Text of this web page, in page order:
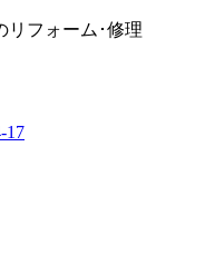
リフォーム･修理
17